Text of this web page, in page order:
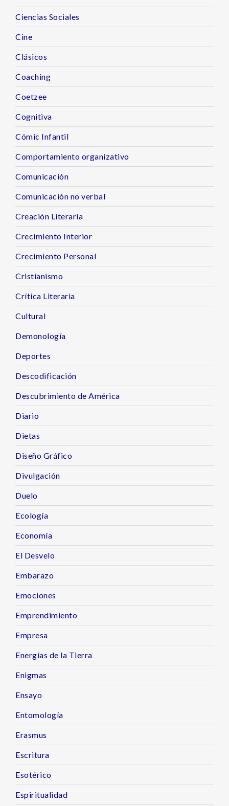
Ciencias Sociales
Cine
Clásicos
Coaching
Coetzee
Cognitiva
Cómic Infantil
Comportamiento organizativo
Comunicación
Comunicación no verbal
Creación Literaria
Crecimiento Interior
Crecimiento Personal
Cristianismo
Crítica Literaria
Cultural
Demonología
Deportes
Descodificación
Descubrimiento de América
Diario
Dietas
Diseño Gráfico
Divulgación
Duelo
Ecología
Economía
El Desvelo
Embarazo
Emociones
Emprendimiento
Empresa
Energías de la Tierra
Enigmas
Ensayo
Entomología
Erasmus
Escritura
Esotérico
Espiritualidad